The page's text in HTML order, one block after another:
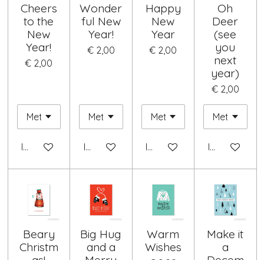
Cheers
to the
New
Year!
€ 2,00
In winkelwagen
Wonder
ful New
Year!
€ 2,00
In winkelwagen
Happy
New
Year
€ 2,00
In winkelwagen
Oh
Deer
(see
you
next
year)
€ 2,00
In
Beary
Christm
Big Hug
and a
Warm
Wishes
Make it
a